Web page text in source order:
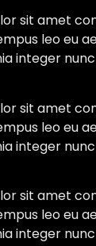
sit amet
leo eu
integer
sit amet
leo eu
integer
sit amet
leo eu
integer